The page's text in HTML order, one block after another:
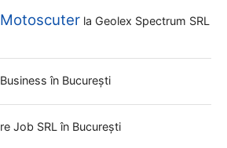
la Geolex Spectrum SRL
în București
Job SRL în București